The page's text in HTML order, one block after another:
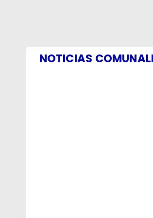
NOTICIAS